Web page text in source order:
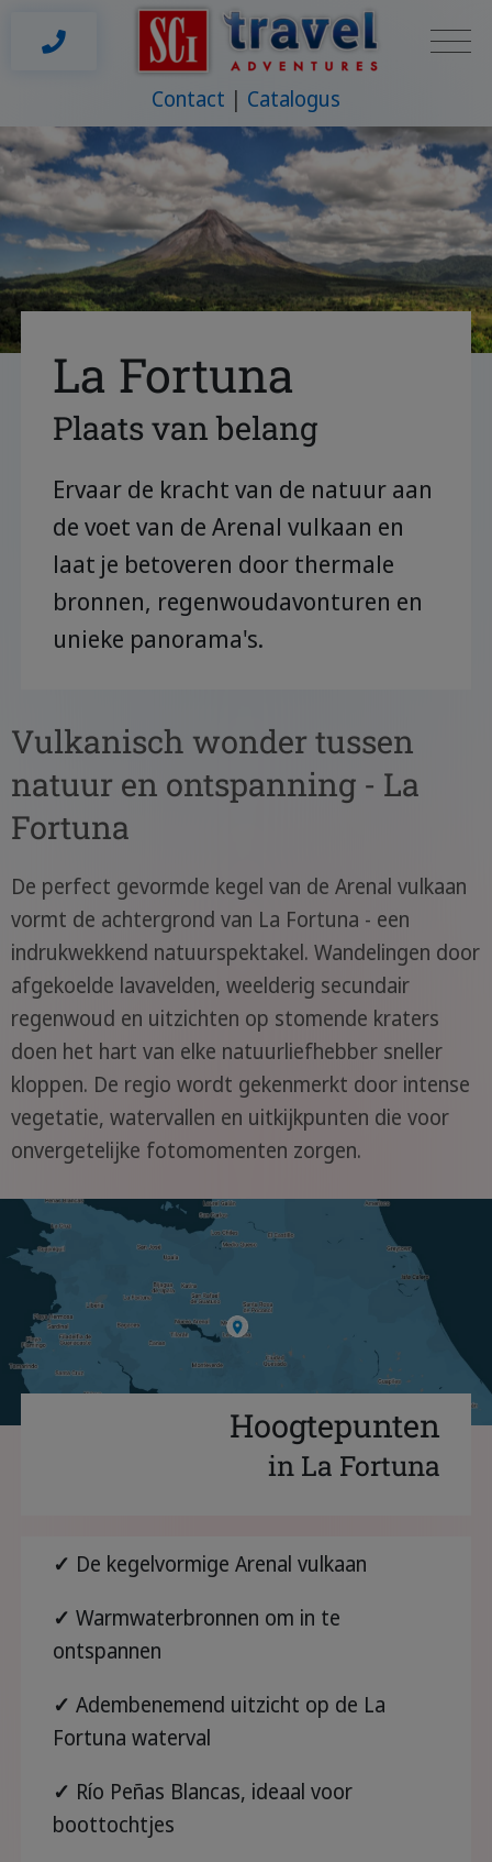
Contact Catalogus
La Fortuna
Plaats van belang
Ervaar de kracht van de natuur aan
de voet van de Arenal vulkaan en
laat je betoveren door thermale
bronnen, regenwoudavonturen en
unieke panorama's.
Vulkanisch wonder tussen
natuur en ontspanning - La
Fortuna
De perfect gevormde kegel van de Arenal vulkaan
vormt de achtergrond van La Fortuna - een
indrukwekkend natuurspektakel. Wandelingen door
afgekoelde lavavelden, weelderig secundair
regenwoud en uitzichten op stomende kraters
doen het hart van elke natuurliefhebber sneller
kloppen. De regio wordt gekenmerkt door intense
vegetatie, watervallen en uitkijkpunten die voor
onvergetelijke fotomomenten zorgen.
Hoogtepunten
in La Fortuna
✓ De kegelvormige Arenal vulkaan
✓ Warmwaterbronnen om in te
ontspannen
✓ Adembenemend uitzicht op de La
Fortuna waterval
✓ Río Peñas Blancas, ideaal voor
boottochtjes